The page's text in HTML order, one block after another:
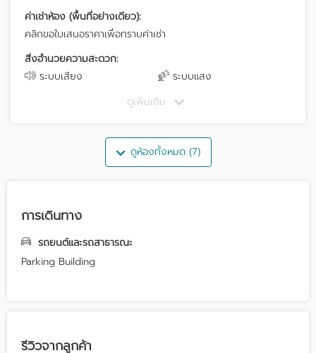
ค่าเช่าห้อง (พื้นที่อย่างเดียว):
คลิกขอใบเสนอราคาเพื่อทราบค่าเช่า
สิ่งอำนวยความสะดวก:
ระบบเสียง
ระบบแสง
ดูเพิ่มเติม
ดูห้องทั้งหมด (7)
การเดินทาง
รถยนต์และรถสาธารณะ
Parking Building
รีวิวจากลูกค้า